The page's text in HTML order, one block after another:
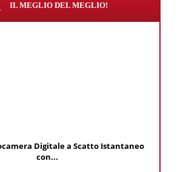
IL MEGLIO DEL MEGLIO!
Digitale a Scatto Istantaneo
con...